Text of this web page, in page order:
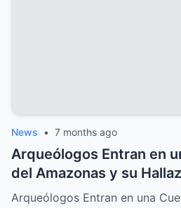
News • 7 months ago
Arqueólogos Entran en
del Amazonas y su
Todo
Arqueólogos Entran en una